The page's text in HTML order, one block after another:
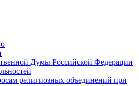
Думы Российской Федерации
религиозных объединений при